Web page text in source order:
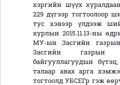
хэргийн шүүх
229 дүгээр тогтоолоор
тус хэвээр үлдээж
хурлын 2015.11.13-ны
МУ-ын Засгийн газрын
Засгийн газрын
байгууллагуудын
талаар авах арга
тогтоолд УБСЕГр гэж